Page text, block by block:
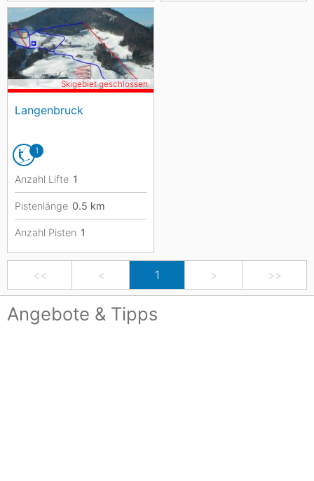
Langenbruck
Skigebiet geschlossen
1
Anzahl Lifte 1
Pistenlänge 0.5 km
Anzahl Pisten 1
<< < 1 > >>
Angebote & Tipps